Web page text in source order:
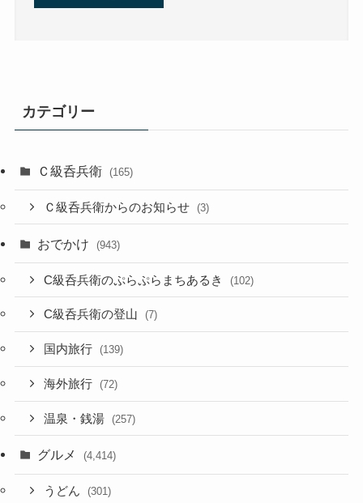
カテゴリー
Ｃ級呑兵衛 (165)
Ｃ級呑兵衛からのお知らせ (3)
おでかけ (943)
C級呑兵衛のぷらぷらまちあるき (102)
C級呑兵衛の登山 (7)
国内旅行 (139)
海外旅行 (72)
温泉・銭湯 (257)
グルメ (4,414)
うどん (301)